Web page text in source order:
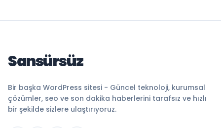
Sansürsüz
Bir başka WordPress sitesi - Güncel teknoloji, kurumsal
çözümler, seo ve son dakika haberlerini tarafsız ve hızlı
bir şekilde sizlere ulaştırıyoruz.